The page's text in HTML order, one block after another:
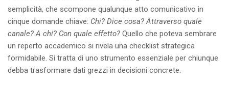
semplicità, che scompone qualunque atto comunicativo in
cinque domande chiave: Chi? Dice cosa? Attraverso quale
canale? A chi? Con quale effetto? Quello che poteva sembrare
un reperto accademico si rivela una checklist strategica
formidabile. Si tratta di uno strumento essenziale per chiunque
debba trasformare dati grezzi in decisioni concrete.